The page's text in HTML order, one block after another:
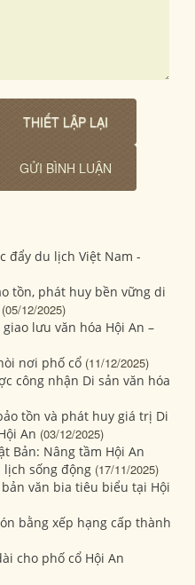
đẩy du lịch Việt Nam -
tồn, phát huy bền vững di
(05/12/2025)
lưu văn hóa Hội An –
nơi phố cổ (11/12/2025)
công nhận Di sản văn hóa
tồn và phát huy giá trị Di
An (03/12/2025)
Bản: Nâng tầm Hội An
sống động (17/11/2025)
văn bia tiêu biểu tại Hội
bằng xếp hạng cấp thành
cho phố cổ Hội An